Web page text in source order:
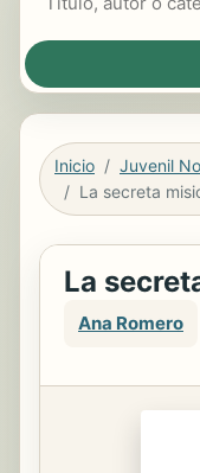
Inicio
Juvenil
La secreta
La
Ana Romero